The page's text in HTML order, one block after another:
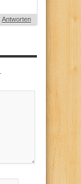
Antworten